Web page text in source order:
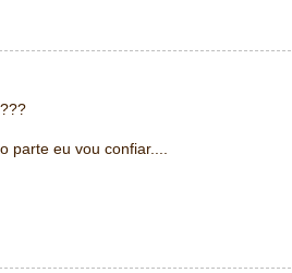
parte eu vou confiar....